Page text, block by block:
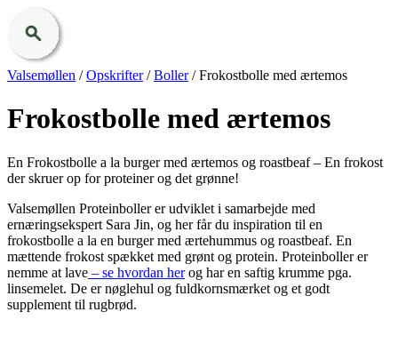
Valsemøllen /Opskrifter/Boller/Frokostbolle med ærtemos
Frokostbolle med ærtemos
En Frokostbolle a la burger med ærtemos og roastbeaf – En frokost
der skruer op for proteiner og det grønne!
Valsemøllen Proteinboller er udviklet i samarbejde med
ernæringsekspert Sara Jin, og her får du inspiration til en
frokostbolle a la en burger med ærtehummus og roastbeaf. En
mættende frokost spækket med grønt og protein. Proteinboller er
nemme at lave – se hvordan herog har en saftig krumme pga.
linsemelet. De er nøglehul og fuldkornsmærket og et godt
supplement til rugbrød.